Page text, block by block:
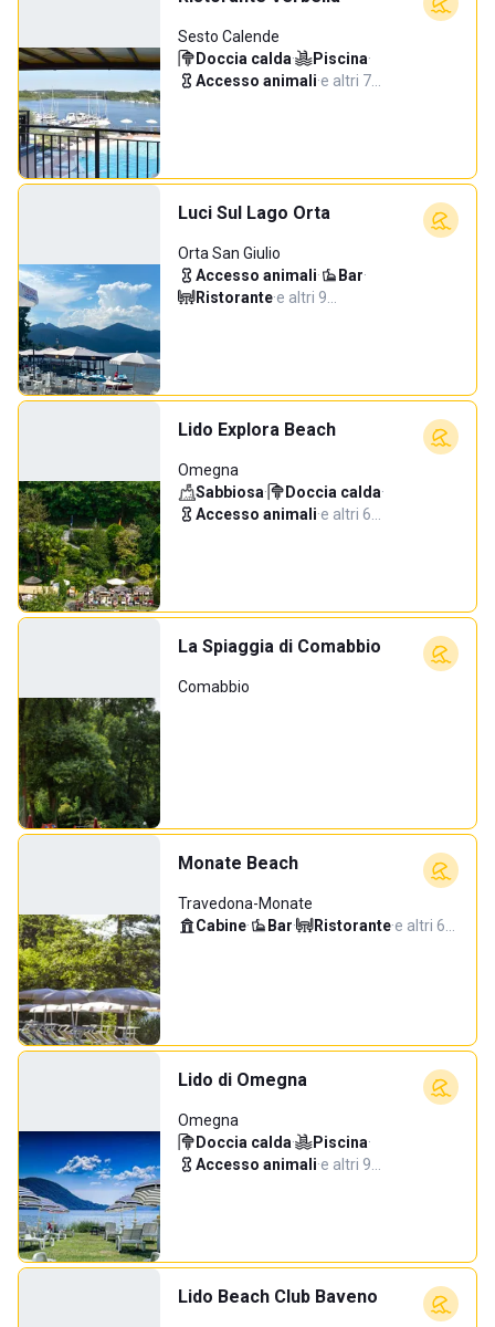
Sesto Calende
Doccia calda· Piscina·
Accesso animali·e altri 7…
Luci Sul Lago Orta
Orta San Giulio
Accesso animali· Bar·
Ristorante·e altri 9…
Lido Explora Beach
Omegna
Sabbiosa· Doccia calda·
Accesso animali·e altri 6…
La Spiaggia di Comabbio
Comabbio
Monate Beach
Travedona-Monate
Cabine· Bar· Ristorante·e altri 6…
Lido di Omegna
Omegna
Doccia calda· Piscina·
Accesso animali·e altri 9…
Lido Beach Club Baveno